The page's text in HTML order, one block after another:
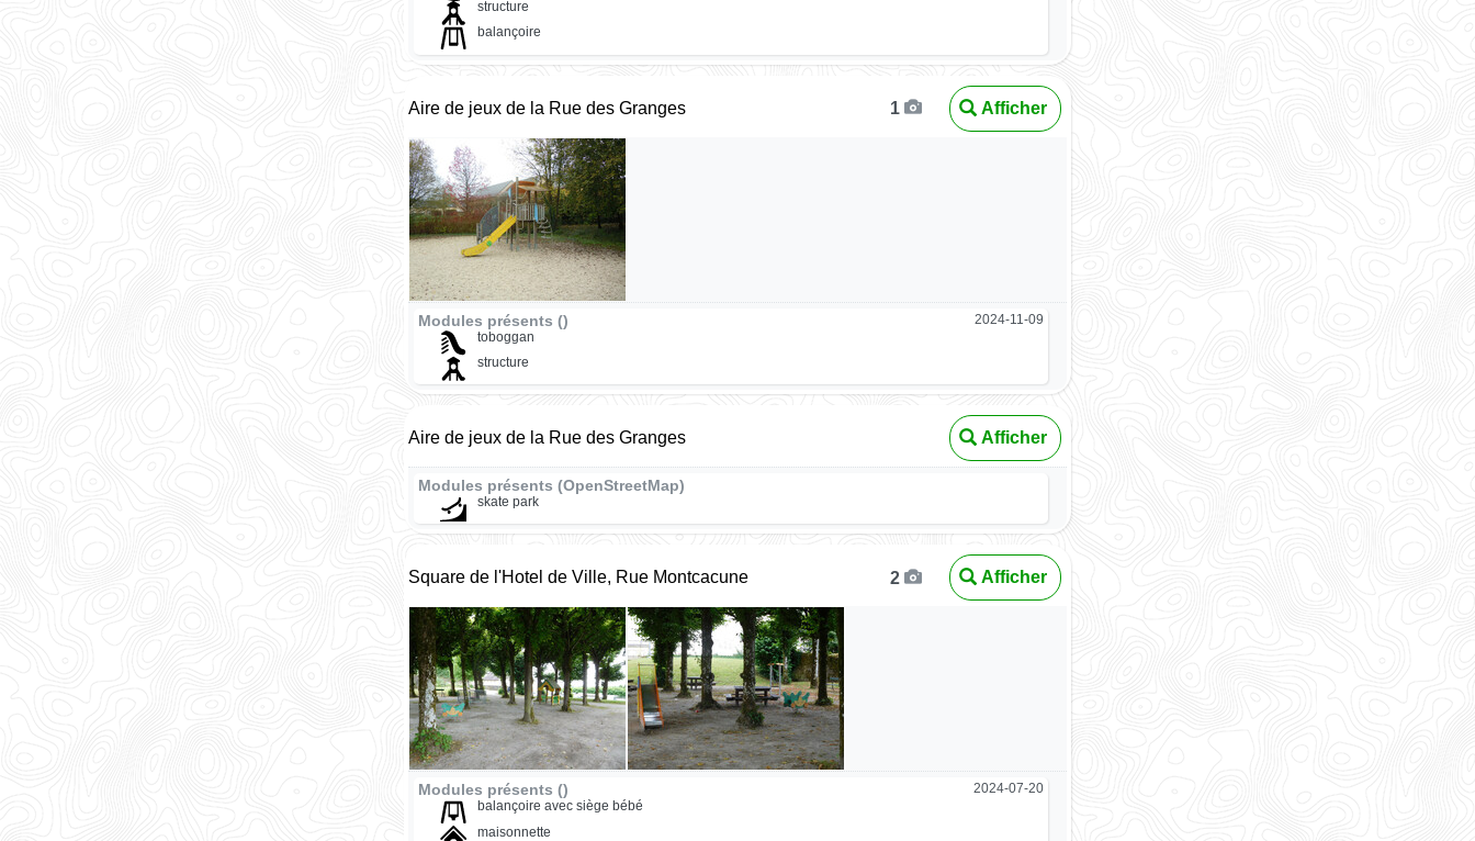
structure
balançoire
Aire de jeux de la Rue des Granges 1 Afficher
Modules présents () 2024-11-09
toboggan
structure
Aire de jeux de la Rue des Granges Afficher
Modules présents (OpenStreetMap)
skate park
Square de l'Hotel de Ville, Rue Montcacune 2 Afficher
Modules présents () 2024-07-20
balançoire avec siège bébé
maisonnette